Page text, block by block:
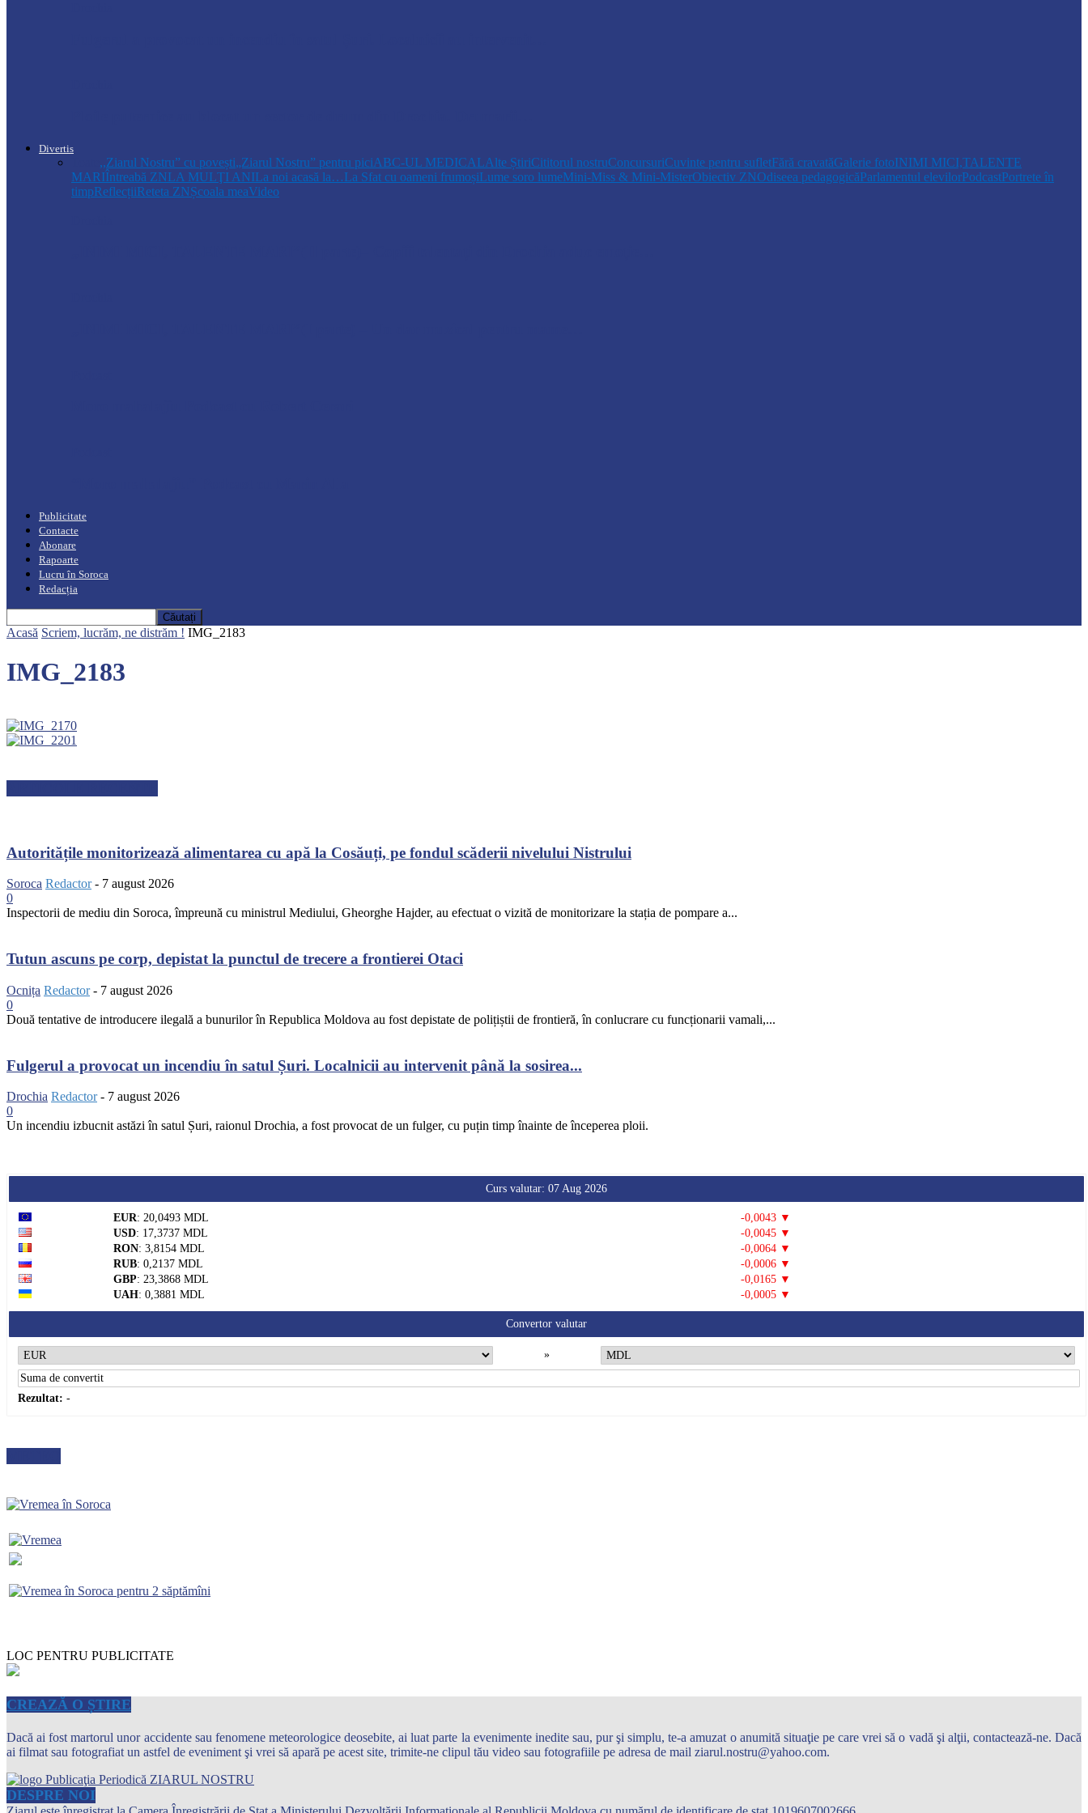
Divertis
,,Ziarul Nostru” cu povești„Ziarul Nostru” pentru piciABC-UL MEDICALAlte ȘtiriCititorul nostruConcursuriCuvinte pentru sufletFără cravatăGalerie fotoINIMI MICI,TALENTE
MARIÎntreabă ZNLA MULŢI ANILa noi acasă la…La Sfat cu oameni frumoșiLume soro lumeMini-Miss & Mini-MisterObiectiv ZNOdiseea pedagogicăParlamentul elevilorPodcastPortrete în
timpReflecțiiReteta ZNȘcoala meaVideo
Publicitate
Contacte
Abonare
Rapoarte
Lucru în Soroca
Redacția
Acasă Scriem, lucrăm, ne distrăm ! IMG_2183
IMG_2183
Autoritățile monitorizează alimentarea cu apă la Cosăuți, pe fondul scăderii nivelului Nistrului
Soroca Redactor - 7 august 2026
0
Inspectorii de mediu din Soroca, împreună cu ministrul Mediului, Gheorghe Hajder, au efectuat o vizită de monitorizare la stația de pompare a...
Tutun ascuns pe corp, depistat la punctul de trecere a frontierei Otaci
Ocnița Redactor - 7 august 2026
0
Două tentative de introducere ilegală a bunurilor în Republica Moldova au fost depistate de polițiștii de frontieră, în conlucrare cu funcționarii vamali,...
Fulgerul a provocat un incendiu în satul Șuri. Localnicii au intervenit până la sosirea...
Drochia Redactor - 7 august 2026
0
Un incendiu izbucnit astăzi în satul Șuri, raionul Drochia, a fost provocat de un fulger, cu puțin timp înainte de începerea ploii.
Curs valutar: 07 Aug 2026
EUR: 20,0493 MDL
-0,0043 ▼
USD: 17,3737 MDL
-0,0045 ▼
RON: 3,8154 MDL
-0,0064 ▼
RUB: 0,2137 MDL
-0,0006 ▼
GBP: 23,3868 MDL
-0,0165 ▼
UAH: 0,3881 MDL -0,0005 ▼
Convertor valutar
»
Rezultat: -
LOC PENTRU PUBLICITATE
CREAZĂ O ȘTIRE
Dacă ai fost martorul unor accidente sau fenomene meteorologice deosebite, ai luat parte la evenimente inedite sau, pur şi simplu, te-a amuzat o anumită situaţie pe care vrei să o vadă şi alţii, contactează-ne. Dacă
ai filmat sau fotografiat un astfel de eveniment şi vrei să apară pe acest site, trimite-ne clipul tău video sau fotografiile pe adresa de mail ziarul.nostru@yahoo.com.
DESPRE NOI